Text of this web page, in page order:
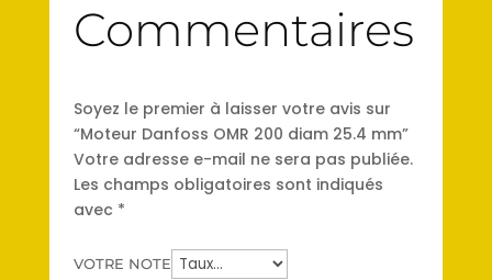
Commentaires
Soyez le premier à laisser votre avis sur
“Moteur Danfoss OMR 200 diam 25.4 mm”
Votre adresse e-mail ne sera pas publiée.
Les champs obligatoires sont indiqués
avec *
VOTRE NOTE